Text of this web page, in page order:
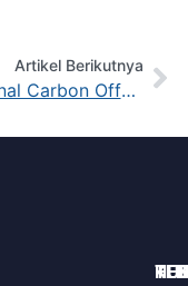
Artikel Berikutnya
Mengenal Carbon Offset Beserta Manfaat dan Cara Kerjanya